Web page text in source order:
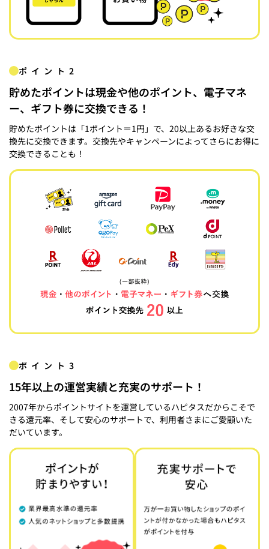
ポイント2
貯めたポイントは現金や他のポイント、電子マネ
ー、ギフト券に交換できる！
貯めたポイントは「1ポイント＝1円」で、20以上あるお好きな交
換先に交換できます。交換先やキャンペーンによってさらにお得に
交換できることも！
ポイント3
15年以上の運営実績と充実のサポート！
2007年からポイントサイトを運営しているハピタスだからこそで
きる還元率、そして安心のサポートで、利用者さまにご愛顧いた
だいています。